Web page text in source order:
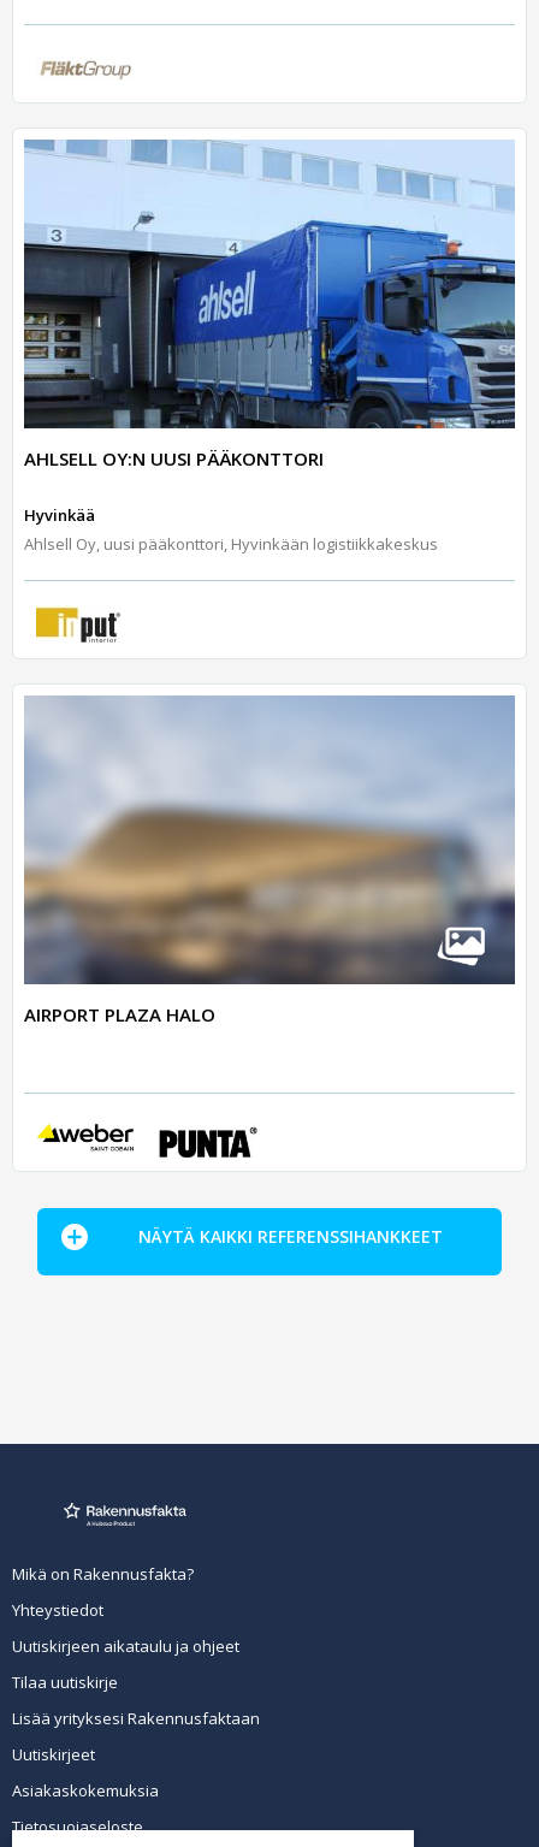
AHLSELL OY:N UUSI PÄÄKONTTORI
Hyvinkää
Ahlsell Oy, uusi pääkonttori, Hyvinkään logistiikkakeskus
AIRPORT PLAZA HALO
NÄYTÄ KAIKKI REFERENSSIHANKKEET
Mikä on Rakennusfakta?
Yhteystiedot
Uutiskirjeen aikataulu ja ohjeet
Tilaa uutiskirje
Lisää yrityksesi Rakennusfaktaan
Uutiskirjeet
Asiakaskokemuksia
Tietosuojaseloste